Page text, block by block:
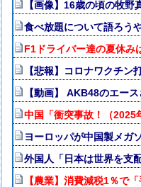
【画像】16歳の頃の牧
食べ放題について語ろう
F1ドライバー達の夏休み
【悲報】コロナワクチン
【動画】 AKB48のエー
中国「衝突事故！（2025
ヨーロッパが中国製メガ
外国人「日本は世界を支
【農業】消費減税1％で